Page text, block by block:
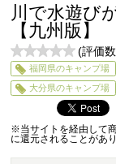
川で水遊び
【九州版】
0
5
(評価
福岡県のキャンプ場
大分県のキャンプ場
※当サイトを経由して
に還元されることがあり